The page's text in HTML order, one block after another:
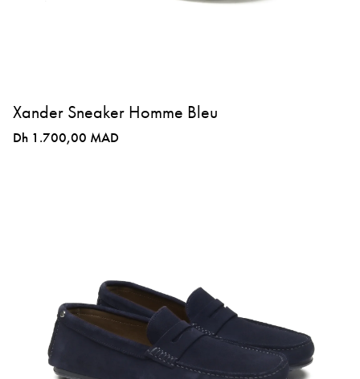
Xander Sneaker Homme Bleu
Dh 1.700,00 MAD